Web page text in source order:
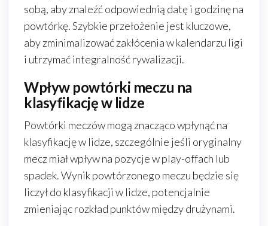
sobą, aby znaleźć odpowiednią datę i godzinę na
powtórkę. Szybkie przełożenie jest kluczowe,
aby zminimalizować zakłócenia w kalendarzu ligi
i utrzymać integralność rywalizacji.
Wpływ powtórki meczu na
klasyfikację w lidze
Powtórki meczów mogą znacząco wpłynąć na
klasyfikację w lidze, szczególnie jeśli oryginalny
mecz miał wpływ na pozycje w play-offach lub
spadek. Wynik powtórzonego meczu będzie się
liczył do klasyfikacji w lidze, potencjalnie
zmieniając rozkład punktów między drużynami.